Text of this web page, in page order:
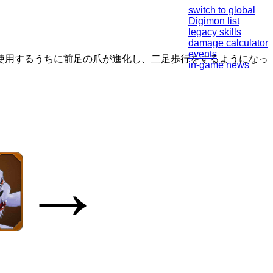
switch to global
Digimon list
legacy skills
damage calculator
events
in-game news
するうちに前足の爪が進化し、二足歩行をするようになっ
→